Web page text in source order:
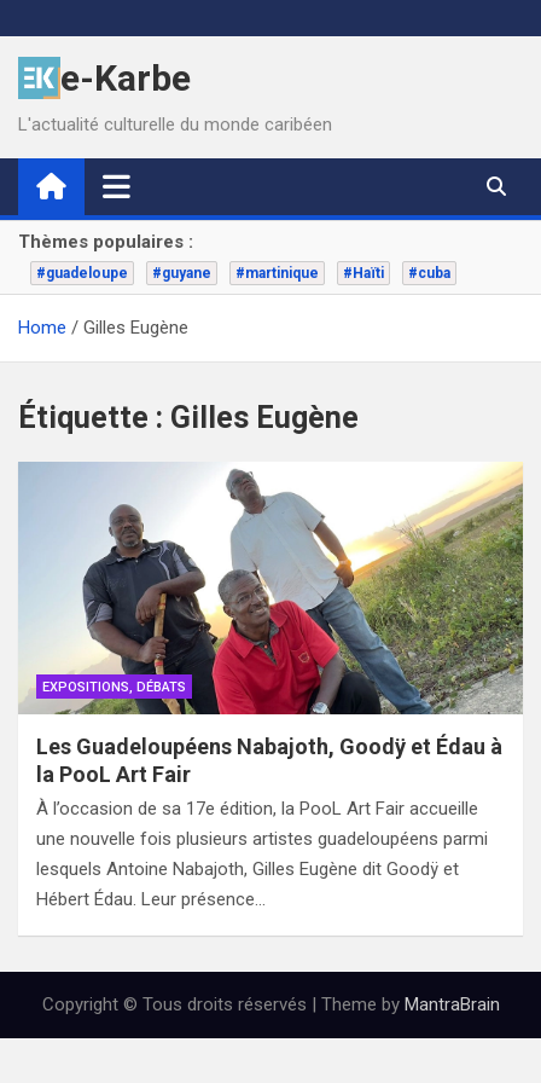
to
contente-Karbe
L'actualité culturelle du monde caribéen
Thèmes populaires :
#guadeloupe #guyane #martinique #Haïti #cuba
Home Gilles Eugène
Étiquette : Gilles Eugène
EXPOSITIONS, DÉBATS
Les Guadeloupéens Nabajoth, Goodÿ et Édau à
la PooL Art Fair
À l’occasion de sa 17e édition, la PooL Art Fair accueille
une nouvelle fois plusieurs artistes guadeloupéens parmi
lesquels Antoine Nabajoth, Gilles Eugène dit Goodÿ et
Hébert Édau. Leur présence…
Copyright © Tous droits réservés | Theme by MantraBrain